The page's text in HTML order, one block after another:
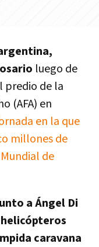
luego de
predio de la
(AFA) en
en la que
millones de
de
a Ángel Di
caravana